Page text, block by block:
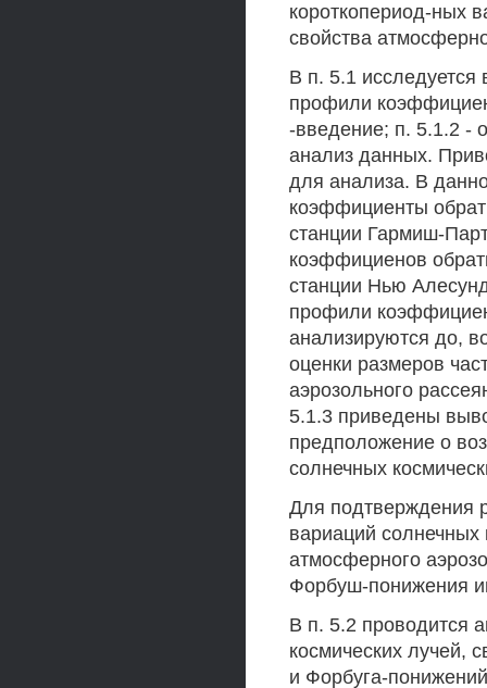
короткопериод-ных
свойства
В п. 5.1
профили
-введение; п. 5.1.2 -
анализ данных.
для анализа. В
коэффициенты
станции Гармиш-
коэффициенов
станции Нью
профили
анализируются до,
оценки размеров
аэрозольного
5.1.3 приведены
предположение о
солнечных
Для подтверждения
вариаций солнечных
атмосферного
Форбуш-понижения
В п. 5.2 проводится
космических лучей,
и Форбуга-